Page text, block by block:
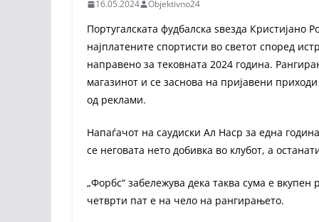
16.05.2024 Objektivno24
Португалската фудбалска ѕвезда Кристијано
најплатените спортисти во светот според
направено за тековната 2024 година.
магазинот и се заснова на пријавени
од реклами.
Напаѓачот на саудиски Ал Наср за една
се неговата нето добивка во клубот, а
„Форбс“ забележува дека таква сума е
четврти пат е на чело на рангирањето.